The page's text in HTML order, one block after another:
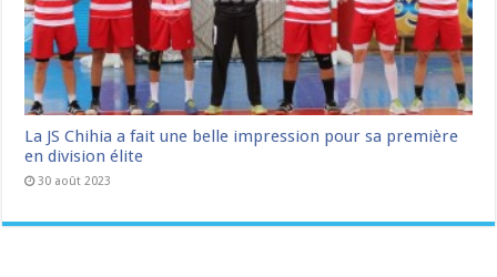
La JS Chihia a fait une belle impression pour sa première
en division élite
30 août 2023